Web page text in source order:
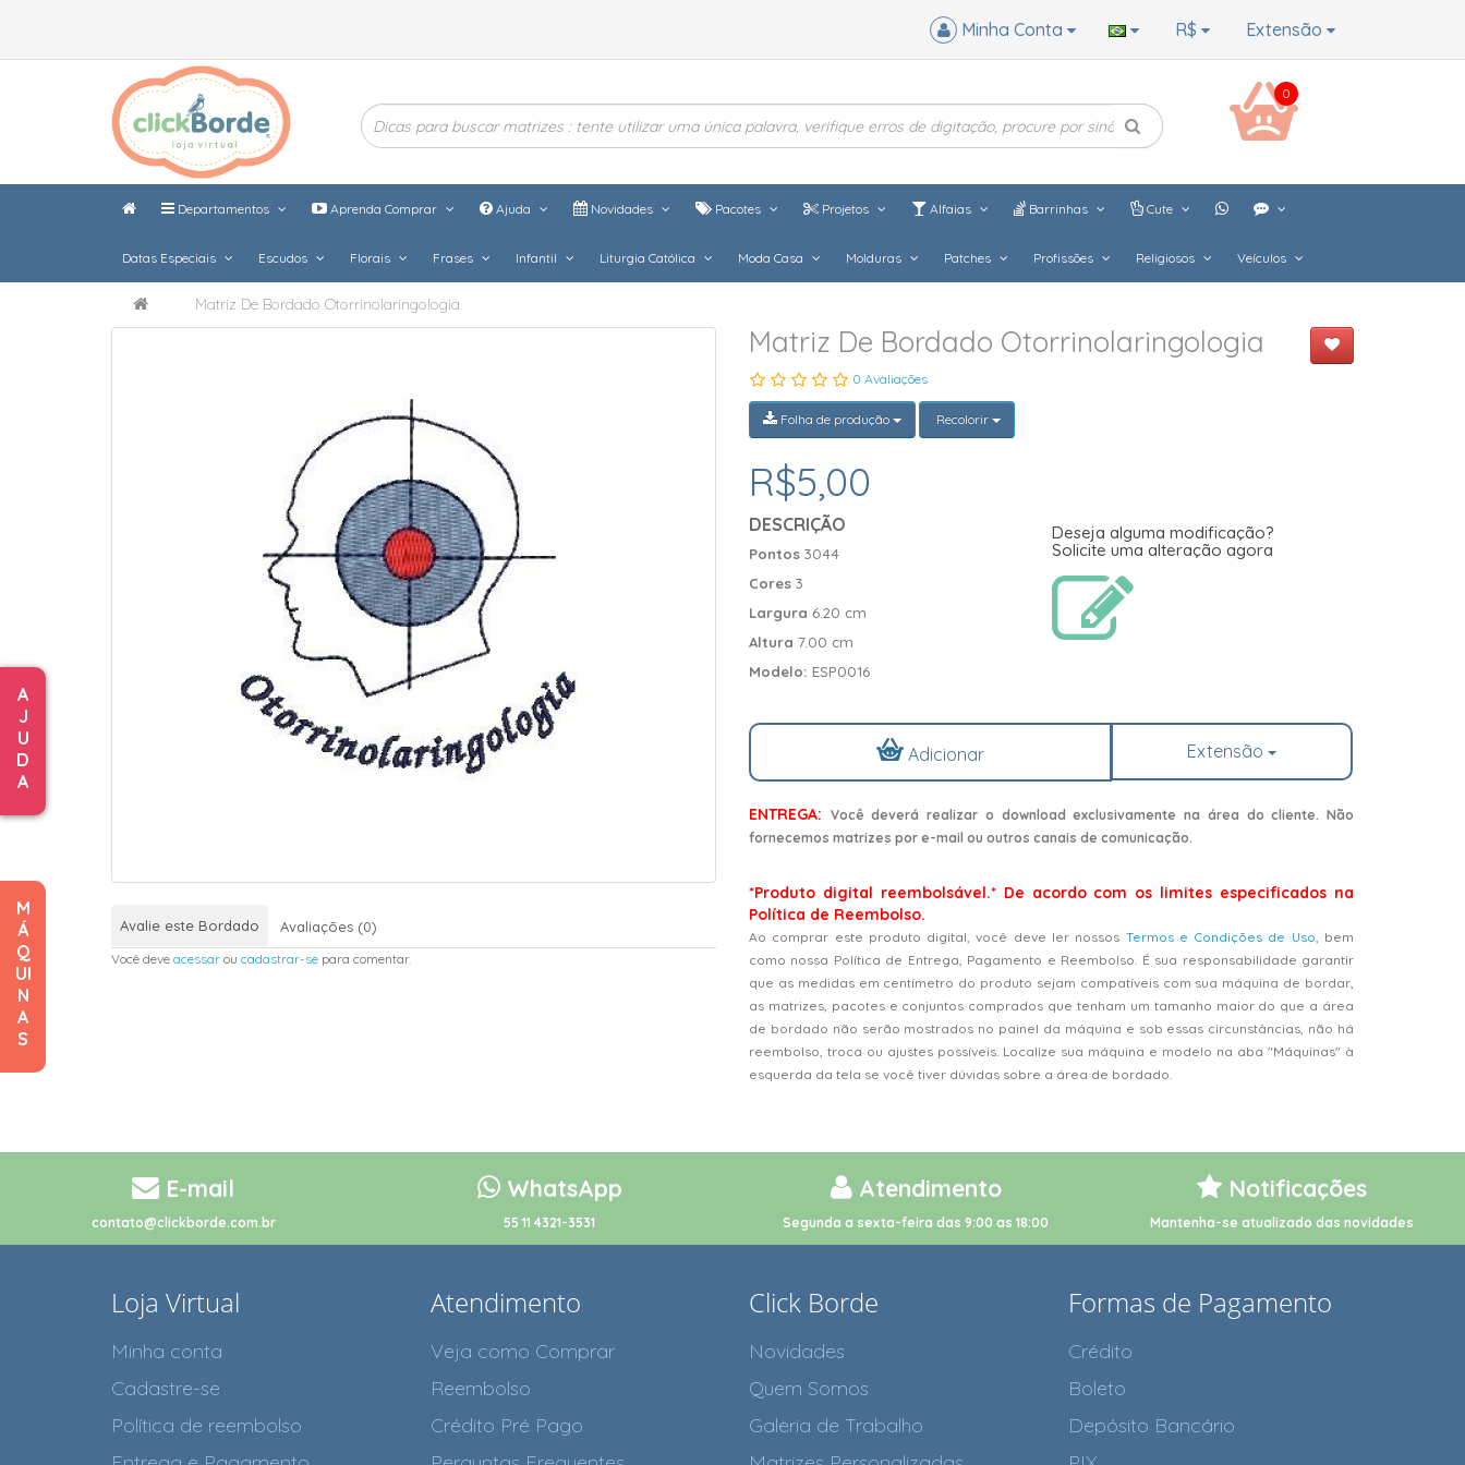
A
J
U
D
A
M
Á
Q
UI
N
A
S
Extensão
R$
Minha Conta
0
Departamentos Aprenda Comprar Ajuda Novidades Pacotes Projetos Alfaias Barrinhas Cute
Datas Especiais Escudos Florais Frases Infantil Liturgia Católica Moda Casa Molduras Patches Profissões Religiosos Veículos
Matriz De Bordado Otorrinolaringologia
Avalie este Bordado Avaliações (0)
Você deve acessar ou cadastrar-se para comentar.
Matriz De Bordado Otorrinolaringologia
0 Avaliações
Folha de produção Recolorir
R$5,00
DESCRIÇÃO
Pontos 3044
Cores 3
Largura 6.20 cm
Altura 7.00 cm
Modelo: ESP0016
Deseja alguma modificação?
Solicite uma alteração agora
Adicionar Extensão
ENTREGA: Você deverá realizar o download exclusivamente na área do cliente. Não
fornecemos matrizes por e-mail ou outros canais de comunicação.
*Produto digital reembolsável.* De acordo com os limites especificados na
Política de Reembolso.
Ao comprar este produto digital, você deve ler nossos Termos e Condições de Uso , bem
como nossa Política de Entrega, Pagamento e Reembolso. É sua responsabilidade garantir
que as medidas em centímetro do produto sejam compatíveis com sua máquina de bordar,
as matrizes, pacotes e conjuntos comprados que tenham um tamanho maior do que a área
de bordado não serão mostrados no painel da máquina e sob essas circunstâncias, não há
reembolso, troca ou ajustes possíveis. Localize sua máquina e modelo na aba "Máquinas" à
esquerda da tela se você tiver dúvidas sobre a área de bordado.
E-mail
contato@clickborde.com.br
WhatsApp
55 11 4321-3531
Atendimento
Segunda a sexta-feira das 9:00 as 18:00
Notificações
Mantenha-se atualizado das novidades
Loja Virtual
Minha conta
Cadastre-se
Política de reembolso
Atendimento
Veja como Comprar
Reembolso
Crédito Pré Pago
Click Borde
Novidades
Quem Somos
Galeria de Trabalho
Formas de Pagamento
Crédito
Boleto
Depósito Bancário